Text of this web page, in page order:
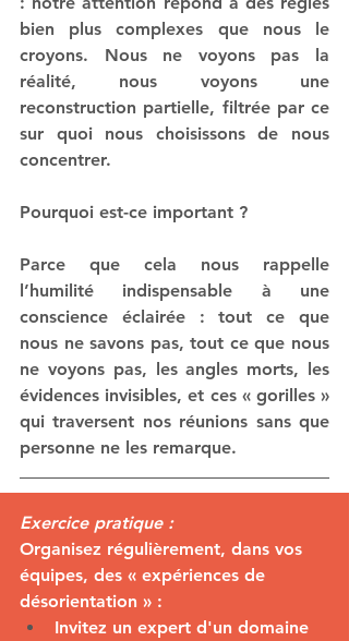
bien plus complexes que nous le
croyons. Nous ne voyons pas la
réalité, nous voyons une
reconstruction partielle, filtrée par ce
sur quoi nous choisissons de nous
concentrer.
Pourquoi est-ce important ?
Parce que cela nous rappelle
l’humilité indispensable à une
conscience éclairée : tout ce que
nous ne savons pas, tout ce que nous
ne voyons pas, les angles morts, les
évidences invisibles, et ces « gorilles »
qui traversent nos réunions sans que
personne ne les remarque.
Exercice pratique :
Organisez régulièrement, dans vos
équipes, des « expériences de
désorientation » :
Invitez un expert d'un domaine